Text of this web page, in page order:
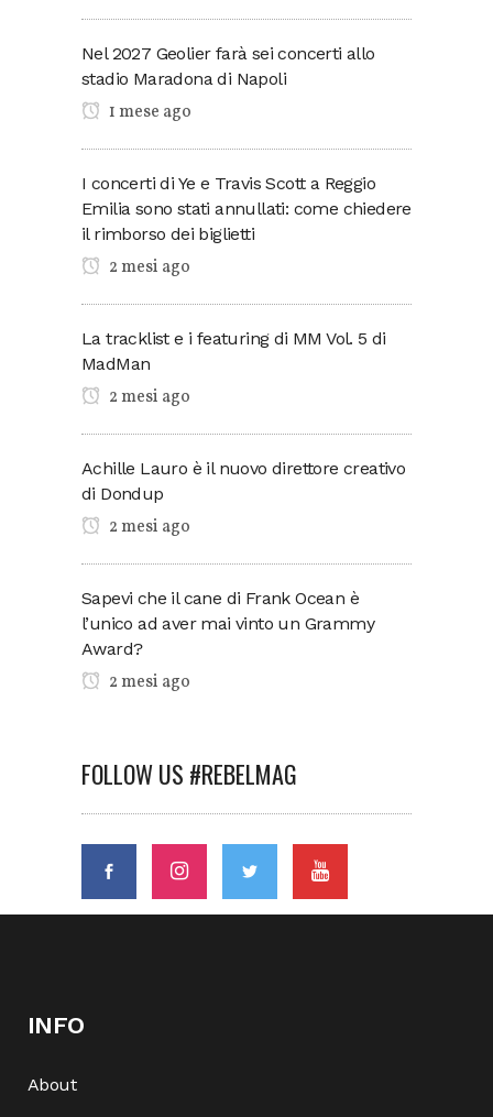
Nel 2027 Geolier farà sei concerti allo
stadio Maradona di Napoli
1 mese ago
I concerti di Ye e Travis Scott a Reggio
Emilia sono stati annullati: come chiedere
il rimborso dei biglietti
2 mesi ago
La tracklist e i featuring di MM Vol. 5 di
MadMan
2 mesi ago
Achille Lauro è il nuovo direttore creativo
di Dondup
2 mesi ago
Sapevi che il cane di Frank Ocean è
l’unico ad aver mai vinto un Grammy
Award?
2 mesi ago
FOLLOW US #REBELMAG
INFO
About